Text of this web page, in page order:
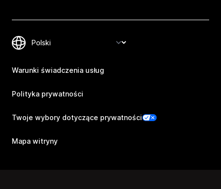
Warunki świadczenia usług
Polityka prywatności
Twoje wybory dotyczące prywatności
Mapa witryny